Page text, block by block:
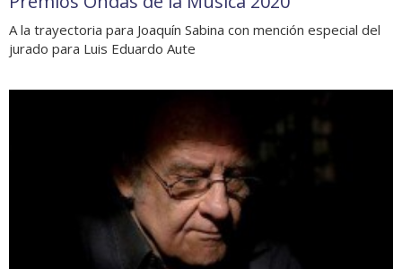
A la trayectoria para Joaquín Sabina con mención especial del
jurado para Luis Eduardo Aute